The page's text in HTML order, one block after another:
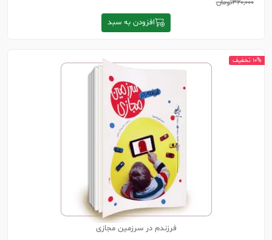
320,000تومان
افزودن به سبد
فرزندم در سرزمین مجازی
10% تخفیف